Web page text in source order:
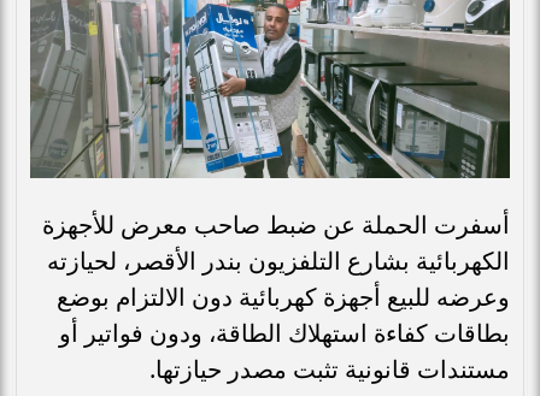
أسفرت الحملة عن ضبط صاحب معرض للأجهزة
الكهربائية بشارع التلفزيون بندر الأقصر، لحيازته
وعرضه للبيع أجهزة كهربائية دون الالتزام بوضع
بطاقات كفاءة استهلاك الطاقة، ودون فواتير أو
مستندات قانونية تثبت مصدر حيازتها.